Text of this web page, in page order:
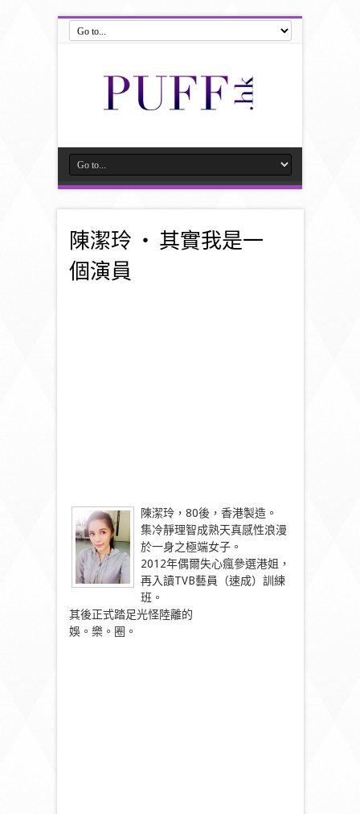
陳潔玲 ‧ 其實我是一
個演員
陳潔玲，80後，香港製造。
集冷靜理智成熟天真感性浪漫
於一身之極端女子。
2012年偶爾失心瘋參選港姐，
再入讀TVB藝員（速成） 訓練
班。
其後正式踏足光怪陸離的
娛。樂。圈。